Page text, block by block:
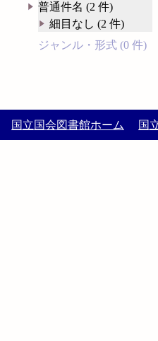
普通件名 (2 件)
細目なし (2 件)
ジャンル・形式 (0 件)
国立国会図書館ホーム 国